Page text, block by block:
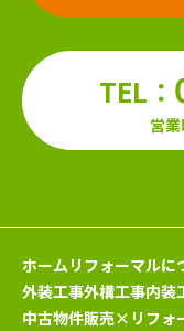
TEL：
営
ホーム リフォーマルに
外装工事外構工事内装
中古物件販売×リフォ